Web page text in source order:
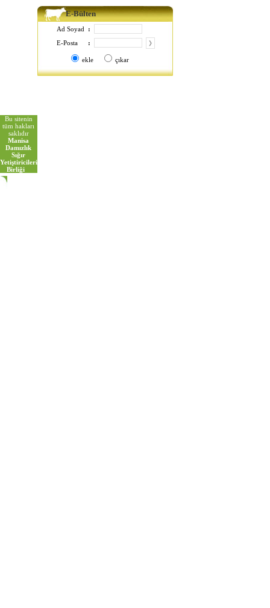
E-Bülten
Ad Soyad
:
E-Posta
:
ekle çıkar
Bu sitenin
tüm hakları
saklıdır
Manisa
Damızlık
Sığır
Yetiştiricileri
Birliği